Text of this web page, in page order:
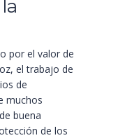
por el valor de
el trabajo de
de
muchos
buena
de los